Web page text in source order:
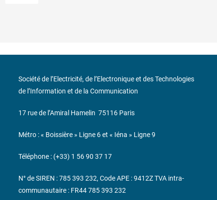
Société de l’Electricité, de l’Electronique et des Technologies
de l’Information et de la Communication
17 rue de l’Amiral Hamelin 75116 Paris
Métro : « Boissière » Ligne 6 et « Iéna » Ligne 9
Téléphone : (+33) 1 56 90 37 17
N° de SIREN : 785 393 232, Code APE : 9412Z TVA intra-
communautaire : FR44 785 393 232